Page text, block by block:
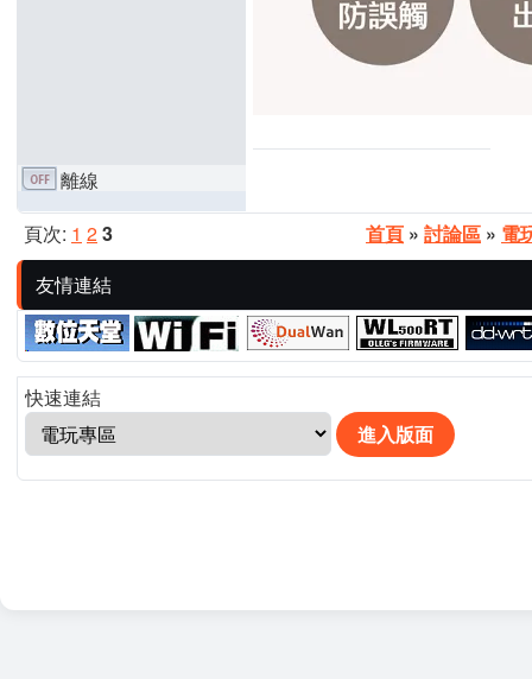
離線
頁次: 1 23 首頁 » 討論區 » 電
友情連結
快速連結